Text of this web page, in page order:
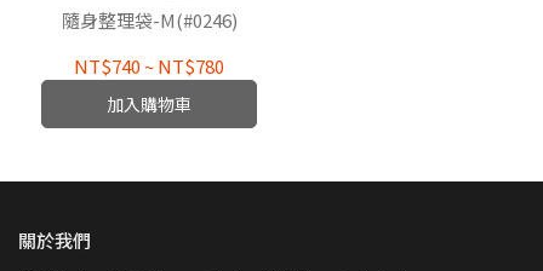
隨身整理袋-M(#0246)
NT$740~NT$780
加入購物車
關於我們